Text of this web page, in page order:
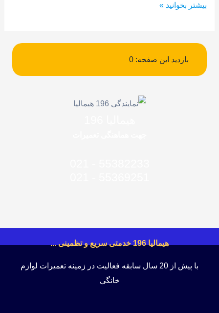
بیشتر بخوانید »
بازدید این صفحه:0
هیمالیا 196 خدمتی سریع و تظمینی ...
با پیش از 20 سال سابقه فعالیت در زمینه تعمیرات لوازم
خانگی